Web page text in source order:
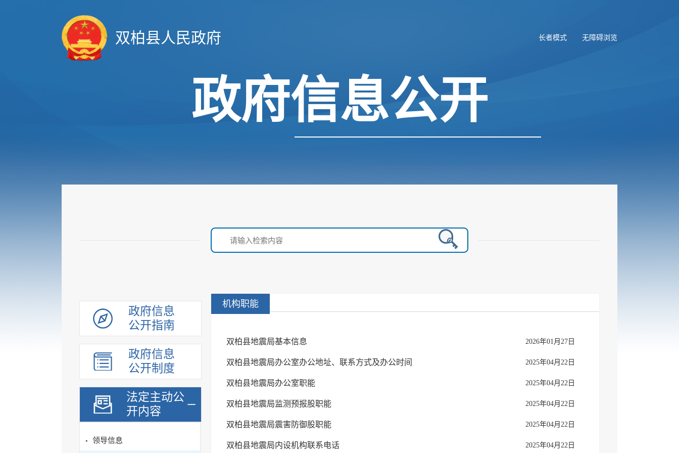
无障碍浏览
长者模式
双柏县人民政府
政府信息公开
政府信息
公开指南
政府信息
公开制度
法定主动公
开内容
领导信息
机构职能
2026年01月27日
双柏县地震局基本信息
2025年04月22日
双柏县地震局办公室办公地址、联系方式及办公时间
2025年04月22日
双柏县地震局办公室职能
2025年04月22日
双柏县地震局监测预报股职能
2025年04月22日
双柏县地震局震害防御股职能
2025年04月22日
双柏县地震局内设机构联系电话